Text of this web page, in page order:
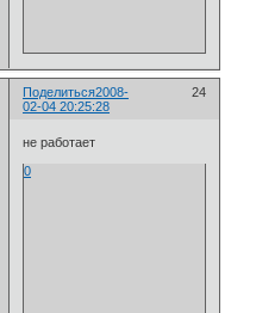
Поделиться 24
2008-
02-04 20:25:28
не работает
0